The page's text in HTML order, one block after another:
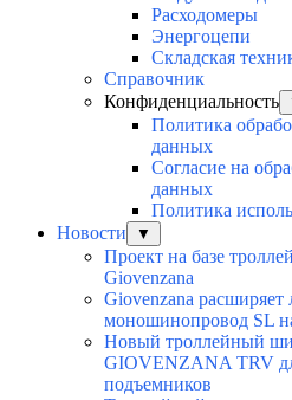
Расходомеры
Энергоцепи
Складская
Справочник
Конфиденциальность
Политика
данных
Согласие на
данных
Политика
Новости
▼
Проект на базе
Giovenzana
Giovenzana расширяет
моношинопровод SL
Новый троллейный
GIOVENZANA TRV
подъемников